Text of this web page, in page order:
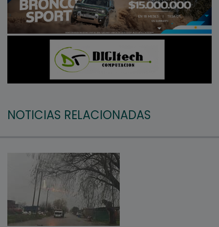
NOTICIAS RELACIONADAS